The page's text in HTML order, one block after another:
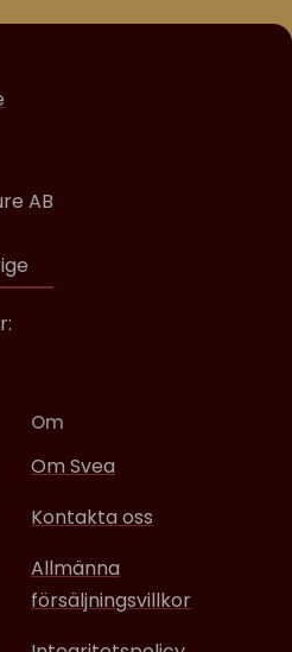
AB
Om
Om Svea
Kontakta oss
Allmänna
försäljningsvillkor